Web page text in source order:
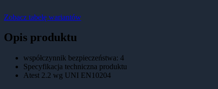
Zobacz tabelę wariantów
Opis produktu
współczynnik bezpieczeństwa: 4
Specyfikacja techniczna produktu
Atest 2.2 wg UNI EN10204